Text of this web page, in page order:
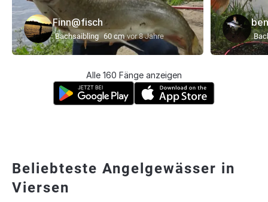
Finn@fisch
Bachsaibling 60 cm vor 8 Jahre
Alle 160 Fänge anzeigen
Beliebteste Angelgewässer in
Viersen